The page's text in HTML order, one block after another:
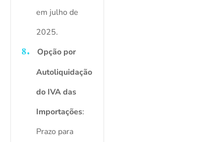
em julho de
2025.
Opção por
Autoliquidação
do IVA das
Importações:
Prazo para